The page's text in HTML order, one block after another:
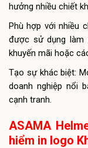
hưởng nhiều chiết
Phù hợp với nhiều
được sử dụng làm
khuyến mãi hoặc
Tạo sự khác biệt:
doanh nghiệp nổi
cạnh tranh.
ASAMA
hiểm in logo